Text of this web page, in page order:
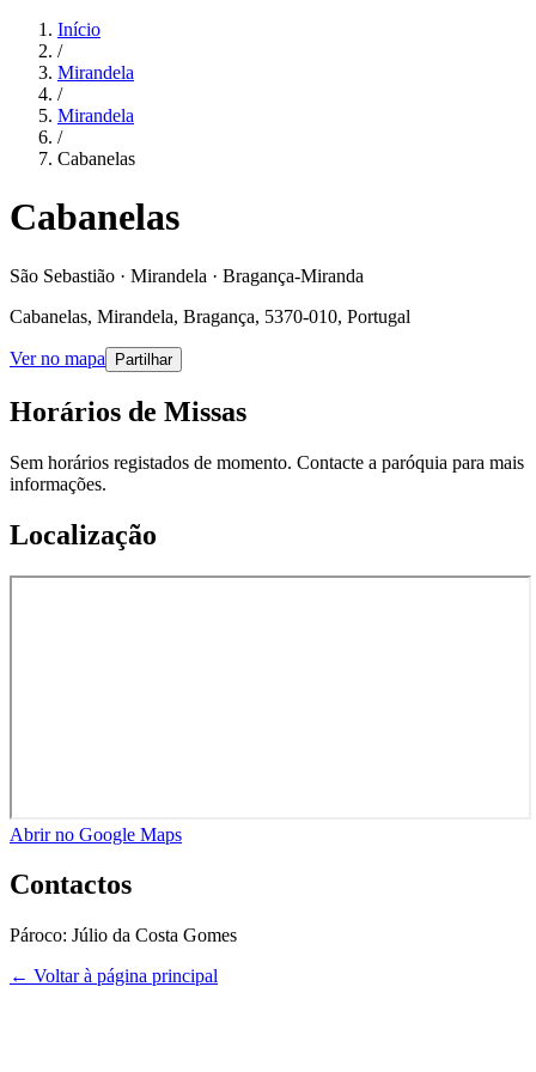
Início
/
Mirandela
/
Mirandela
/
Cabanelas
Cabanelas
São Sebastião · Mirandela · Bragança-Miranda
Cabanelas, Mirandela, Bragança, 5370-010, Portugal
Ver no mapa Partilhar
Horários de Missas
Sem horários registados de momento. Contacte a paróquia para mais
informações.
Localização
Abrir no Google Maps
Contactos
Pároco: Júlio da Costa Gomes
← Voltar à página principal